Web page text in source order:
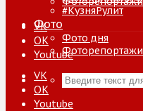
VK
ОК
Youtube
#КузняРулит
Фото
Фото дня
Фоторепортажи
VK
ОК
Youtube